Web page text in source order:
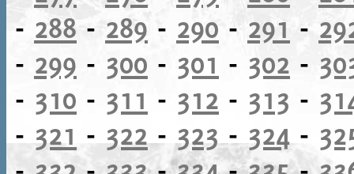
- 288 - 289 - 290 - 291 -
- 299 - 300 - 301 - 302 -
- 310 - 311 - 312 - 313 -
- 321 -322-323-324-